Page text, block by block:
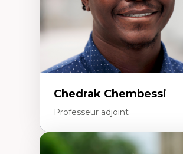
Chedrak Chembessi
Professeur adjoint